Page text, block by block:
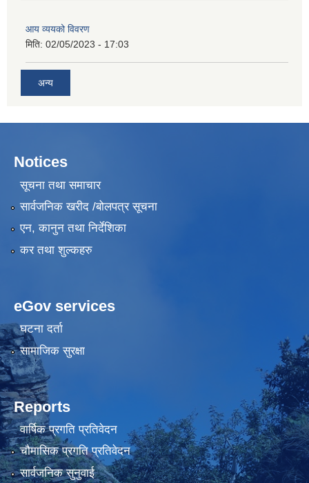
आय व्ययको विवरण
मिति: 02/05/2023 - 17:03
अन्य
Notices
सूचना तथा समाचार
सार्वजनिक खरीद /बोलपत्र सूचना
एन, कानुन तथा निर्देशिका
कर तथा शुल्कहरु
eGov services
घटना दर्ता
सामाजिक सुरक्षा
Reports
वार्षिक प्रगति प्रतिवेदन
चौमासिक प्रगति प्रतिवेदन
सार्वजनिक सुनुवाई